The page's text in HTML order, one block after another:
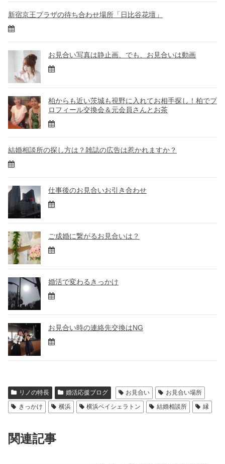
新宿京王プラザの待ち合わせ場所「日比谷花壇」
お見合い写真は静止画、でも、お見合いは動画
柏からも近い茨城も視野に入れてお相手探し！柏でプ
ロフィール交換会＆元会員さんとお茶
結婚相談所の探し方は？雑誌の広告は惹かれますか？
仕事後のお見合いお引き合わせ
ご成婚に繋がるお見合いは？
婚活で変わるきっかけ
お見合い時の連絡先交換はNG
リノの特長 婚活応援ブログ お見合い
お見合い場所
きっかけ
横浜 横浜ベイシェラトン 結婚相談所 縁
関連記事